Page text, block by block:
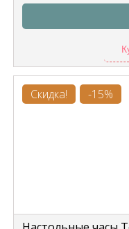
Скидка! -15%